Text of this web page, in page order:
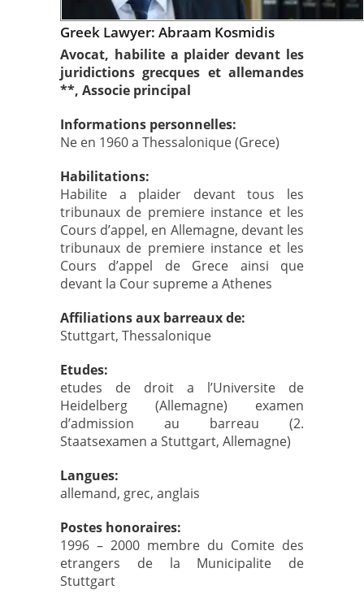
Greek Lawyer: Abraam Kosmidis
Avocat, habilite a plaider devant les
juridictions grecques et allemandes
**, Associe principal
Informations personnelles:
Ne en 1960 a Thessalonique (Grece)
Habilitations:
Habilite a plaider devant tous les
tribunaux de premiere instance et les
Cours d’appel, en Allemagne, devant les
tribunaux de premiere instance et les
Cours d’appel de Grece ainsi que
devant la Cour supreme a Athenes
Affiliations aux barreaux de:
Stuttgart, Thessalonique
Etudes:
etudes de droit a l’Universite de
Heidelberg (Allemagne) examen
d’admission au barreau (2.
Staatsexamen a Stuttgart, Allemagne)
Langues:
allemand, grec, anglais
Postes honoraires:
1996 – 2000 membre du Comite des
etrangers de la Municipalite de
Stuttgart